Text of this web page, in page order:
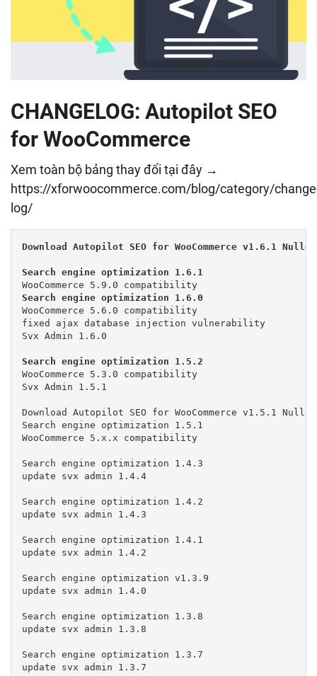
CHANGELOG: Autopilot SEO
for WooCommerce
Xem toàn bộ bảng thay đổi tại đây →
https://xforwoocommerce.com/blog/category/
log/
Download Autopilot SEO for WooCommerce v1.6.1
Search engine optimization 1.6.0
WooCommerce 5.6.0 compatibility
fixed ajax database injection vulnerability
Svx Admin 1.6.0
Search engine optimization 1.5.2
WooCommerce 5.3.0 compatibility
Svx Admin 1.5.1
Download Autopilot SEO for WooCommerce v1.5.1
Search engine optimization 1.5.1
WooCommerce 5.x.x compatibility
Search engine optimization 1.4.3
update svx admin 1.4.4
Search engine optimization 1.4.2
update svx admin 1.4.3
Search engine optimization 1.4.1
update svx admin 1.4.2
Search engine optimization v1.3.9
update svx admin 1.4.0
Search engine optimization 1.3.8
update svx admin 1.3.8
Search engine optimization 1.3.7
update svx admin 1.3.7